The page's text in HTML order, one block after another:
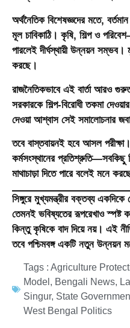
অর্থনৈতিক বিশেষজ্ঞদের মতে,
মূল চাবিকাঠি। কৃষি, শিল্প ও
পারলেই দীর্ঘস্থায়ী উন্নয়ন সম্ভব।
করছে।
রাজনৈতিকভাবে এই বার্তা আরও
সরকারকে শিল্প-বিরোধী তকমা
দেওয়া আশ্বাস সেই সমালোচনার
তবে বাস্তবায়নই হবে আসল
কর্মসংস্থানের প্রতিশ্রুতি—সবকিছু
মাথাচাড়া দিতে পারে বলেই মনে
সিঙ্গুরে মুখ্যমন্ত্রীর বক্তব্য
তেমনই ভবিষ্যতের রূপরেখাও স্পষ্ট
কিন্তু কৃষিকে বাদ দিয়ে নয়। এই
তবে পশ্চিমবঙ্গ একটি নতুন উন্নয়ন
Tags : Agriculture
Model , Bengali News,
Singur, State
West Bengal Politics